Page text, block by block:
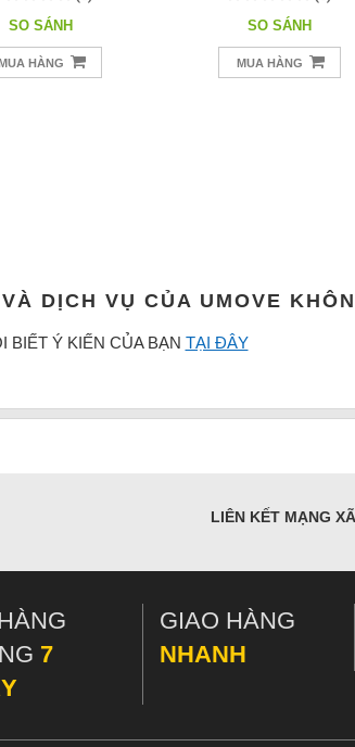
SO SÁNH
HÀNG
SO SÁNH
MUA HÀNG
DỊCH VỤ CỦA UMOVE
BIẾT Ý KIẾN CỦA BẠN TẠI ĐÂY
LIÊN KẾT MẠNG
7
GIAO HÀNG
NHANH